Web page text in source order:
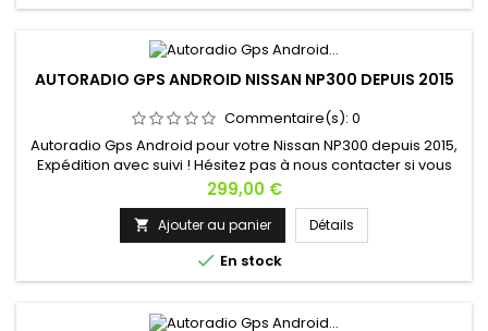
AUTORADIO GPS ANDROID NISSAN NP300 DEPUIS 2015
Commentaire(s): 0
Autoradio Gps Android pour votre Nissan NP300 depuis 2015,
Expédition avec suivi ! Hésitez pas à nous contacter si vous
avez une question !
Prix
299,00 €
 Ajouter au panier Détails
 En stock